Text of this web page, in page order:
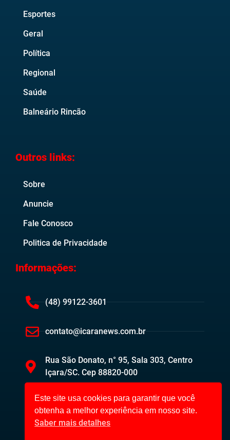
Esportes
Geral
Política
Regional
Saúde
Balneário Rincão
Outros links:
Sobre
Anuncie
Fale Conosco
Politica de Privacidade
Informações:
(48) 99122-3601
contato@icaranews.com.br
Rua São Donato, n° 95, Sala 303, Centro
Içara/SC. Cep 88820-000
Este site usa cookies para garantir que você
obtenha a melhor experiência em nosso site.
Saber mais detalhes